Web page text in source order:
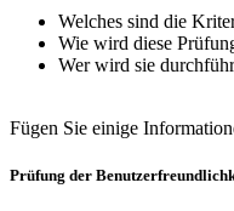
Welches sind die
Wie wird diese
Wer wird sie
Fügen Sie einige
Prüfung der